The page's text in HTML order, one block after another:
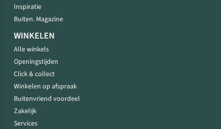
Inspiratie
Buiten. Magazine
WINKELEN
Alle winkels
Openingstijden
Click & collect
Winkelen op afspraak
Buitenvriend voordeel
Zakelijk
Services